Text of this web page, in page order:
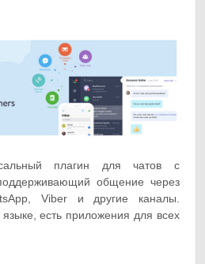
плагин для чатов с
общение через
Viber и другие каналы.
есть приложения для всех